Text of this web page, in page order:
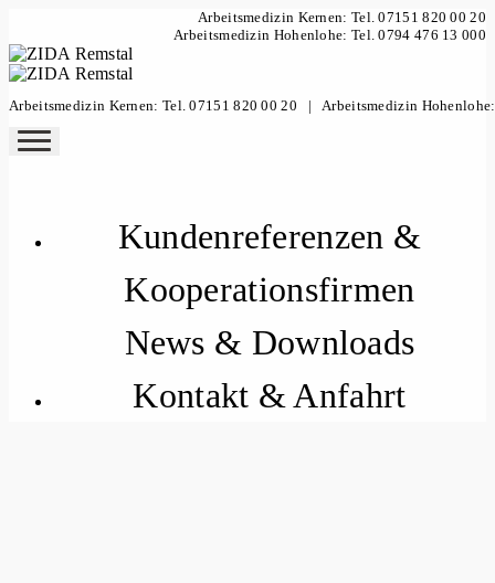
Arbeitsmedizin Kernen: Tel. 07151 820 00 20
Arbeitsmedizin Hohenlohe: Tel. 0794 476 13 000
Arbeitsmedizin Kernen: Tel. 07151 820 00 20 |Arbeitsmedizin
Kundenreferenzen &
Kooperationsfirmen
News & Downloads
Kontakt & Anfahrt